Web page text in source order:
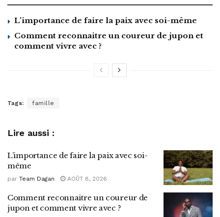
L’importance de faire la paix avec soi-même
Comment reconnaitre un coureur de jupon et
comment vivre avec ?
Tags: famille
Lire aussi :
L’importance de faire la paix avec soi-
même
par Team Dagan AOÛT 8, 2026
Comment reconnaitre un coureur de
jupon et comment vivre avec ?